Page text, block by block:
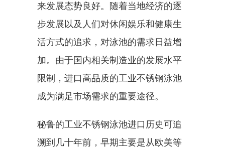
来发展态势良好。随着当地经济的逐
步发展以及人们对休闲娱乐和健康生
活方式的追求，对泳池的需求日益增
加。由于国内相关制造业的发展水平
限制，进口高品质的工业不锈钢泳池
成为满足市场需求的重要途径。
秘鲁的工业不锈钢泳池进口历史可追
溯到几十年前，早期主要是从欧美等